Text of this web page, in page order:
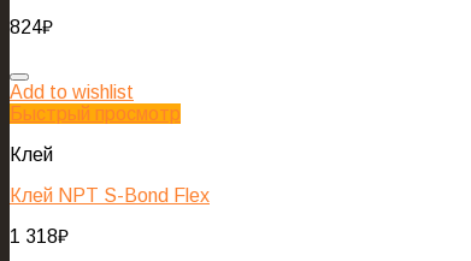
824₽
Add to wishlist
Быстрый просмотр
Клей
Клей NPT S-Bond Flex
1 318₽